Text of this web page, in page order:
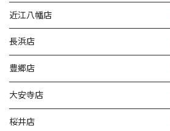
近江八幡店
長浜店
豊郷店
大安寺店
桜井店